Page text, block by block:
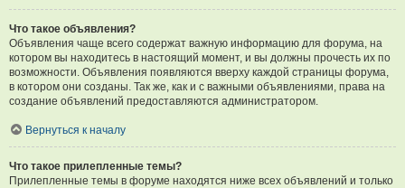
Что такое объявления?
Объявления чаще всего содержат важную информацию для форума, на
котором вы находитесь в настоящий момент, и вы должны прочесть их по
возможности. Объявления появляются вверху каждой страницы форума,
в котором они созданы. Так же, как и с важными объявлениями, права на
создание объявлений предоставляются администратором.
Вернуться к началу
Что такое прилепленные темы?
Прилепленные темы в форуме находятся ниже всех объявлений и только